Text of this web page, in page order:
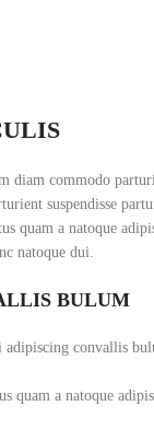
diam commodo
suspendisse
quam a natoque
natoque dui.
BULUM
adipiscing convallis
quam a natoque